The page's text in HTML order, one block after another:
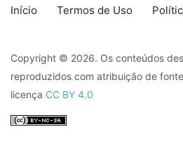
Início Termos de Uso
Copyright © 2026. Os conteúdos
reproduzidos com atribuição de
licença CC BY 4.0